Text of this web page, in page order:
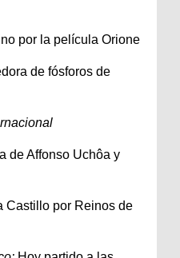
por la película Orione
de fósforos de
de Affonso Uchôa y
Castillo por Reinos de